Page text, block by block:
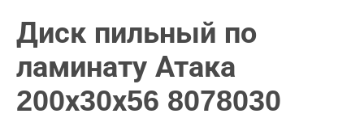
Диск пильный по
ламинату Атака
200х30х56 8078030